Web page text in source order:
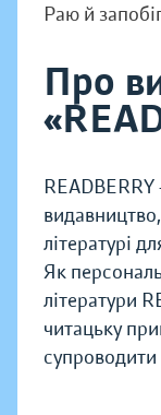
Раю й
Про
літературі
Як
літератури
читацьку
супроводити